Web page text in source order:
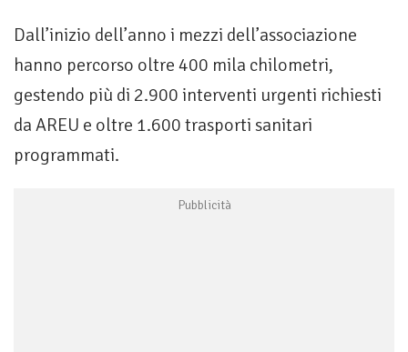
Dall’inizio dell’anno i mezzi dell’associazione
hanno percorso oltre 400 mila chilometri,
gestendo più di 2.900 interventi urgenti richiesti
da AREU e oltre 1.600 trasporti sanitari
programmati.